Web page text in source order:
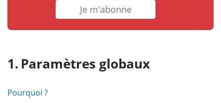
Je m'abonne
Paramètres globaux
Pourquoi ?